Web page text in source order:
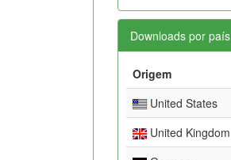
Downloads por país
Origem
United States
United Kingdom